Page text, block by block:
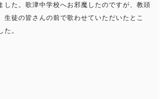
た。歌津中学校へお邪魔したのですが、教頭
徒の皆さんの前で歌わせていただいたとこ
。